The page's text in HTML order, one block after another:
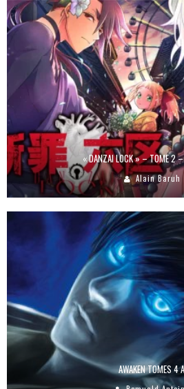
« DANZAI LOCK » – TOME 2
Alain Baruh
AWAKEN TOMES 4